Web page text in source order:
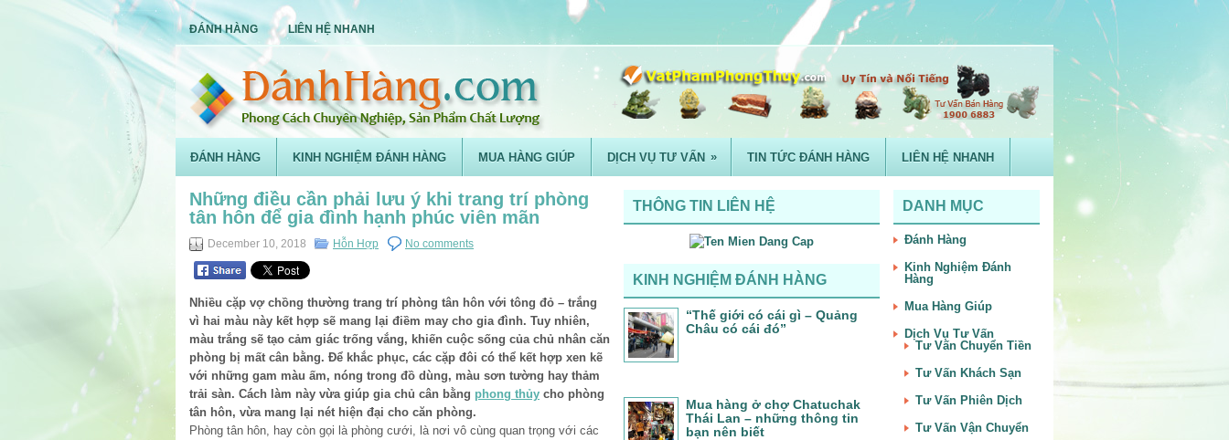
ĐÁNH HÀNG LIÊN HỆ NHANH
ĐÁNH HÀNG KINH NGHIỆM ĐÁNH HÀNG MUA HÀNG GIÚP DỊCH VỤ TƯ VẤN » TIN TỨC ĐÁNH HÀNG LIÊN HỆ NHANH
Những điều cần phải lưu ý khi trang trí phòng
tân hôn để gia đình hạnh phúc viên mãn
December 10, 2018 Hỗn Hợp No comments
Nhiều cặp vợ chồng thường trang trí phòng tân hôn với tông đỏ – trắng
vì hai màu này kết hợp sẽ mang lại điềm may cho gia đình. Tuy nhiên,
màu trắng sẽ tạo cảm giác trống vắng, khiến cuộc sống của chủ nhân căn
phòng bị mất cân bằng. Để khắc phục, các cặp đôi có thể kết hợp xen kẽ
với những gam màu ấm, nóng trong đồ dùng, màu sơn tường hay thảm
trải sàn. Cách làm này vừa giúp gia chủ cân bằng phong thủy cho phòng
tân hôn, vừa mang lại nét hiện đại cho căn phòng.
Phòng tân hôn, hay còn gọi là phòng cưới, là nơi vô cùng quan trọng với các
THÔNG TIN LIÊN HỆ
KINH NGHIỆM ĐÁNH HÀNG
“Thế giới có cái gì – Quảng
Châu có cái đó”
Mua hàng ở chợ Chatuchak
Thái Lan – những thông tin
bạn nên biết
DANH MỤC
Đánh Hàng
Kinh Nghiệm Đánh
Hàng
Mua Hàng Giúp
Dịch Vụ Tư Vấn
Tư Vấn Chuyển Tiền
Tư Vấn Khách Sạn
Tư Vấn Phiên Dịch
Tư Vấn Vận Chuyển